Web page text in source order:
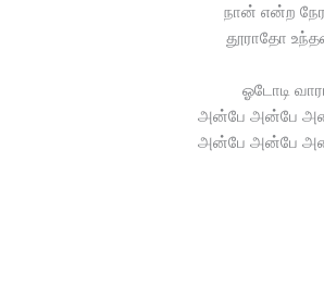
நான் என்ற
தூராதோ
ஓடோடி
அன்பே அன்பே
அன்பே அன்பே